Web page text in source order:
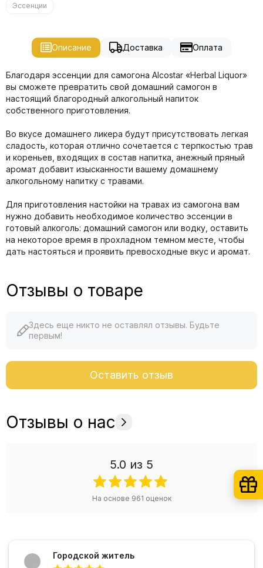
Эссенции
Описание Доставка Оплата
Благодаря эссенции для самогона Alcostar «Herbal Liquor»
вы сможете превратить свой домашний самогон в
настоящий благородный алкогольный напиток
собственного приготовления.
Во вкусе домашнего ликера будут присутствовать легкая
сладость, которая отлично сочетается с терпкостью трав
и кореньев, входящих в состав напитка, анежный пряный
аромат добавит изысканности вашему домашнему
алкогольному напитку с травами.
Для приготовления настойки на травах из самогона вам
нужно добавить необходимое количество эссенции в
готовый алкоголь: домашний самогон или водку, оставить
на некоторое время в прохладном темном месте, чтобы
дать настояться и проявить превосходные вкус и аромат.
Отзывы о товаре
Здесь еще никто не оставлял отзывы. Будьте
первым!
Оставить отзыв
Отзывы о нас
5.0 из 5
На основе 961 оценок
Городской житель